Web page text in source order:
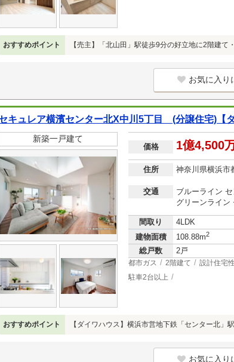
おすすめポイント 【売主】「北山田」駅徒歩9分の好立地に2階建て
お気に入り
キュレア横濱センター北X中川5丁目 (分譲住宅)【ダ
新築一戸建て
価格 1億4,500
住所 神奈川県横浜市
交通
ブルーライン
グリーンライン
間取り
4LDK
建物面積
108.88m2
総戸数 2戸
都市ガス 2階建て 設計住宅
駐車2台以上
おすすめポイント 【ダイワハウス】横浜市営地下鉄「センター北」
お気に入り